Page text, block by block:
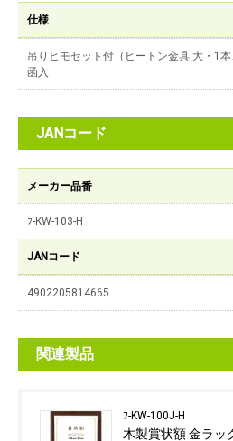
仕様
吊りヒモセット付（ヒートン金具 大・1
函入
JANコード
メーカー品番
ﾌ-KW-103-H
JANコード
4902205814665
関連製品
ﾌ-KW-100J-H
木製賞状額 金ラッ